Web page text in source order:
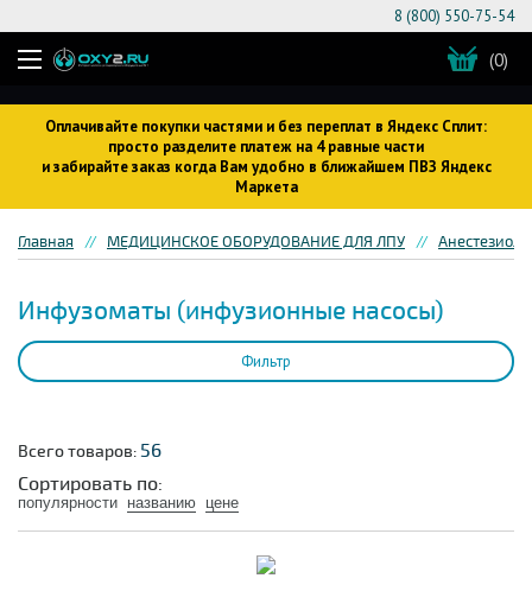
Оплачивайте покупки частями и без переплат в Яндекс Сплит:
просто разделите платеж на 4 равные части
и забирайте заказ когда Вам удобно в ближайшем ПВЗ Яндекс
Маркета
8 (800) 550-75-54
(0)
Главная МЕДИЦИНСКОЕ ОБОРУДОВАНИЕ ДЛЯ ЛПУ
Инфузоматы (инфузионные насосы)
Фильтр
Всего товаров:56
Сортировать по:
популярности названию цене